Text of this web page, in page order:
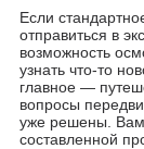
Если
отправиться в
возможность
узнать что-то
главное —
вопросы
уже решены. Вам
составленной